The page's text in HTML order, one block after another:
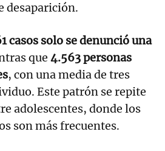
desaparición.
casos solo se denunció una
que 4.563 personas
, con una media de tres
Este patrón se repite
adolescentes, donde los
son más frecuentes.